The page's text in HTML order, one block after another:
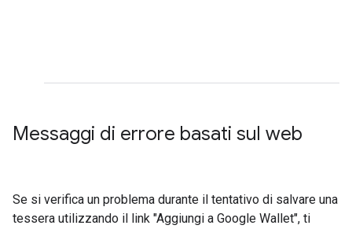
Messaggi di errore basati sul web
Se si verifica un problema durante il tentativo di salvare una
tessera utilizzando il link "Aggiungi a Google Wallet", ti